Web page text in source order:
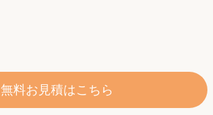
無料お見積はこちら